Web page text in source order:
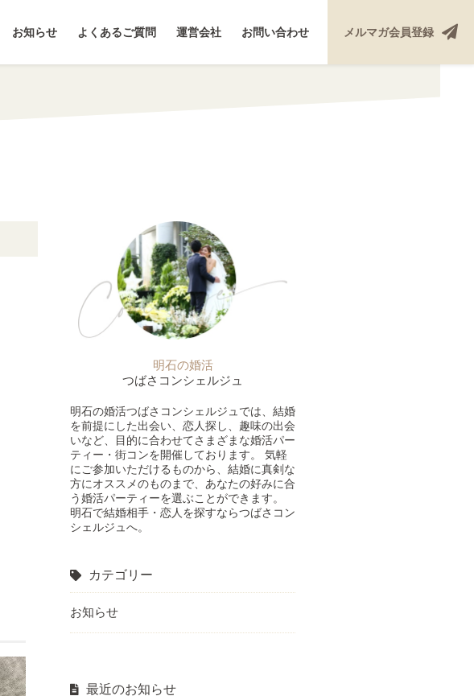
お知らせ よくあるご質問 運営会社 お問い合わせ メルマガ会員登録
明石の婚活
つばさコンシェルジュ
明石の婚活つばさコンシェルジュでは、結婚
を前提にした出会い、恋人探し、趣味の出会
いなど、目的に合わせてさまざまな婚活パー
ティー・街コンを開催しております。 気軽
にご参加いただけるものから、結婚に真剣な
方にオススメのものまで、あなたの好みに合
う婚活パーティーを選ぶことができます。
明石で結婚相手・恋人を探すならつばさコン
シェルジュへ。
カテゴリー
お知らせ
最近のお知らせ